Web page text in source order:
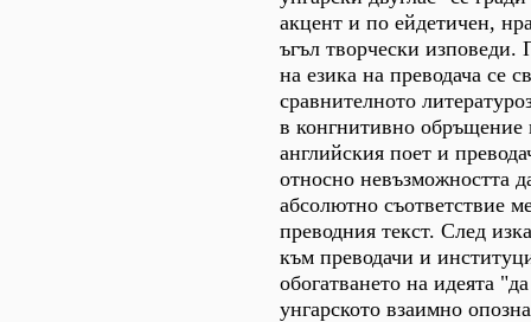
акцент и по ейдетичен,
ъгъл творчески изповеди.
на езика на преводача се
сравнителното
в конгнитивно обръщение
английския поет и
относно невъзможността
абсолютно съответствие
преводния текст. След
към преводачи и
обогатването на идеята
унгарското взаимно